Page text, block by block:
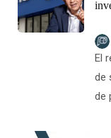
El
de
de